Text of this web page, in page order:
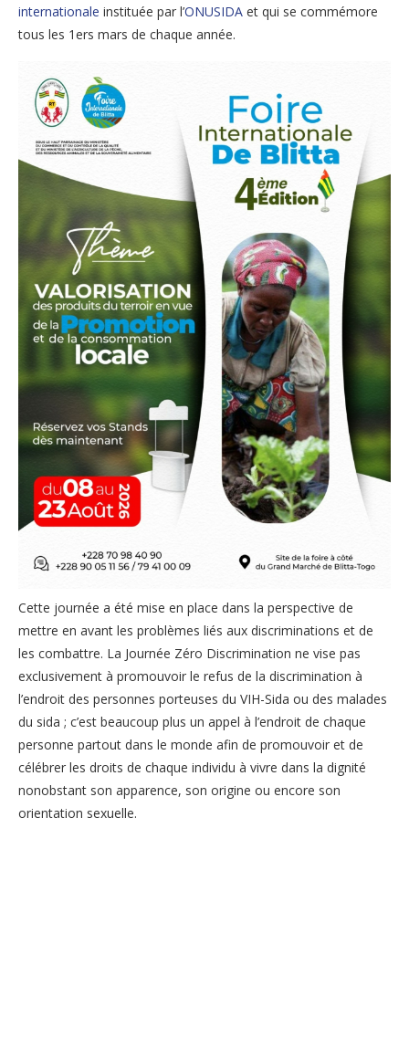
internationale instituée par l’ONUSIDA et qui se commémore
tous les 1ers mars de chaque année.
Cette journée a été mise en place dans la perspective de
mettre en avant les problèmes liés aux discriminations et de
les combattre. La Journée Zéro Discrimination ne vise pas
exclusivement à promouvoir le refus de la discrimination à
l’endroit des personnes porteuses du VIH-Sida ou des malades
du sida ; c’est beaucoup plus un appel à l’endroit de chaque
personne partout dans le monde afin de promouvoir et de
célébrer les droits de chaque individu à vivre dans la dignité
nonobstant son apparence, son origine ou encore son
orientation sexuelle.